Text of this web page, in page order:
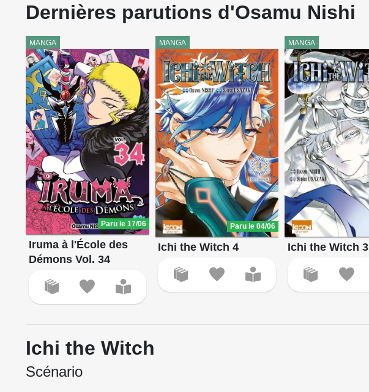
Dernières parutions d'Osamu Nishi
MANGA
Paru le 17/06
Iruma à l'École des
Démons Vol. 34
MANGA
Paru le 04/06
Ichi the Witch 4
MANGA
Ichi the Witch 3
Ichi the Witch
Scénario